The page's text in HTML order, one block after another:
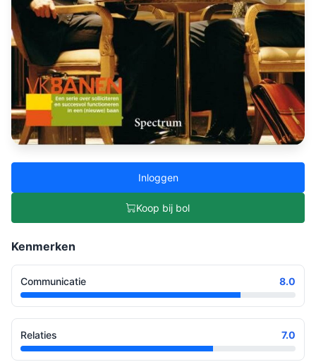
Inloggen
Koop bij bol
Kenmerken
Communicatie 8.0
Relaties 7.0